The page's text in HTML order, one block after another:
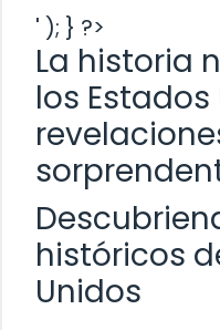
' ); } ?>
La historia
los Estados
históricos
Unidos